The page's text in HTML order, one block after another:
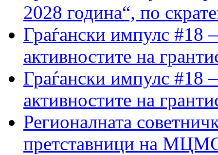
2028 година“, по
Граѓански импулс #18
активностите на
Граѓански импулс #18
активностите на
Регионалната
претставници на МЦМС